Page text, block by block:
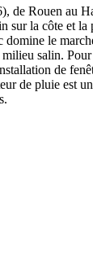
de Rouen au
sur la côte et
le
salin. Pour
de
de pluie est